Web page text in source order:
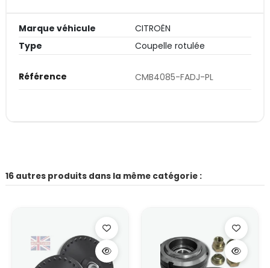
Marque véhicule
CITROËN
Type
Coupelle rotulée
Référence CMB4085-FADJ-PL
16 autres produits dans la même catégorie :